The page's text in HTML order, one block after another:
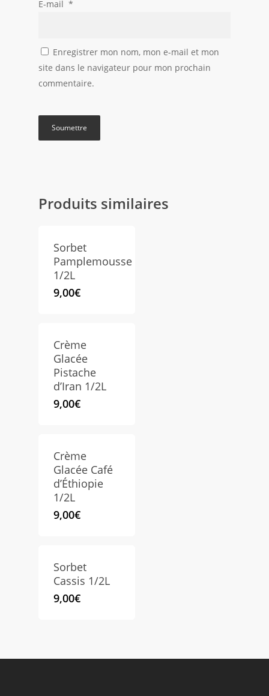
E-mail *
Enregistrer mon nom, mon e-mail et mon
site dans le navigateur pour mon prochain
commentaire.
Produits similaires
Sorbet
Pamplemousse
1/2L
9,00€
Crème
Glacée
Pistache
d’Iran 1/2L
9,00€
Crème
Glacée Café
d’Éthiopie
1/2L
9,00€
Sorbet
Cassis 1/2L
9,00€